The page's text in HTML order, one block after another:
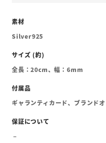
Silver925
全長：20cm、幅：6mm
ギャランティカード、ブランド